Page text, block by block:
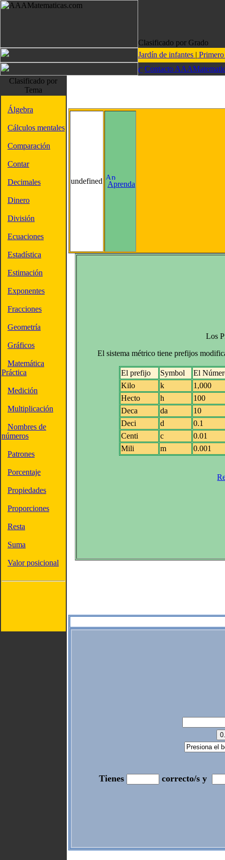
Clasificado por Grado
Jardín de infantes |
Contacto
Clasificado por
Tema
Álgebra
Cálculos mentales
Comparación
Contar
Decimales
Dinero
División
Ecuaciones
Estadística
Estimación
Exponentes
Fracciones
Geometría
Gráficos
Matemática
Práctica
Medición
Multiplicación
Nombres de
números
Patrones
Porcentaje
Propiedades
Proporciones
Resta
Suma
Valor posicional
undefined Aprenda
Los
El sistema métrico tiene prefijos
El prefijo Symbol
El
Kilo
k
1,000
Hecto
h
100
Deca
da
10
Deci
d
0.1
Centi
c
0.01
Mili
m 0.001
Tienes correcto/s y